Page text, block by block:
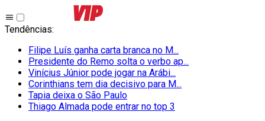
Tendências:
Filipe Luís ganha carta branca no M...
Presidente do Remo solta o verbo ap...
Vinícius Júnior pode jogar na Arábi...
Corinthians tem dia decisivo para M...
Tapia deixa o São Paulo
Thiago Almada pode entrar no top 3